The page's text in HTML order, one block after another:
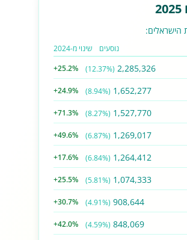
הישראלים:
נוסעים שינוי מ-2024
2,285,326
(12.37%)
+25.2%
1,652,277
(8.94%)
+24.9%
1,527,770
(8.27%)
+71.3%
1,269,017
(6.87%)
+49.6%
1,264,412
(6.84%)
+17.6%
1,074,333
(5.81%)
+25.5%
908,644
(4.91%)
+30.7%
848,069
(4.59%)
+42.0%